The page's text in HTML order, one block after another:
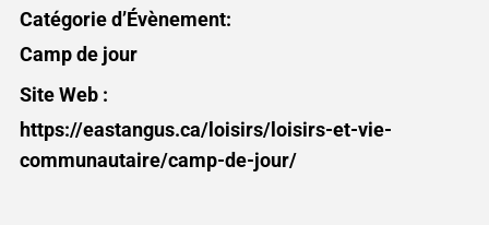
Catégorie d’Évènement:
Camp de jour
Site Web :
https://eastangus.ca/loisirs/loisirs-et-vie-
communautaire/camp-de-jour/